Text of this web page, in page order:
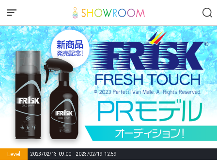
Level 2023/02/13 09:00 - 2023/02/19 12:59